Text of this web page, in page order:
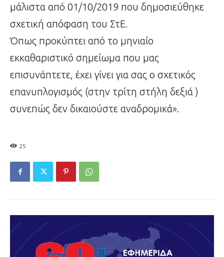
μάλιστα από 01/10/2019 που δημοσιεύθηκε
σχετική απόφαση του ΣτΕ.
Όπως προκύπτει από το μηνιαίο
εκκαθαριστικό σημείωμα που μας
επισυνάπτετε, έχει γίνει για σας ο σχετικός
επανυπλογισμός (στην τρίτη στήλη δεξιά )
συνεπώς δεν δικαιούστε αναδρομικά».
25